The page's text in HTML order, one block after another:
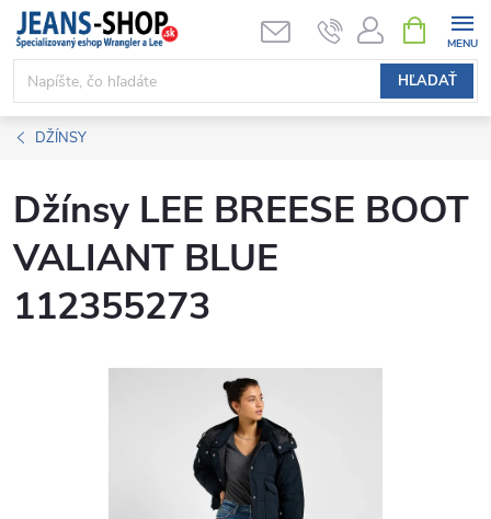
Prejsť
obsah
HĽADAŤ
KOŠÍK
DŽÍNSY
Džínsy LEE BREESE BOOT
VALIANT BLUE
112355273